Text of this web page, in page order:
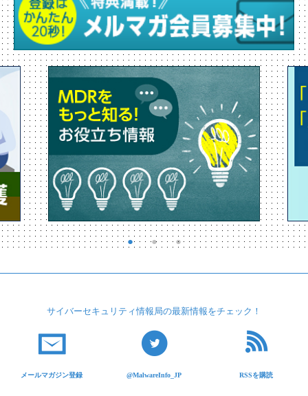
サイバーセキュリティ情報局の最新情報をチェック！
メールマガジン登録 @MalwareInfo_JP RSSを購読